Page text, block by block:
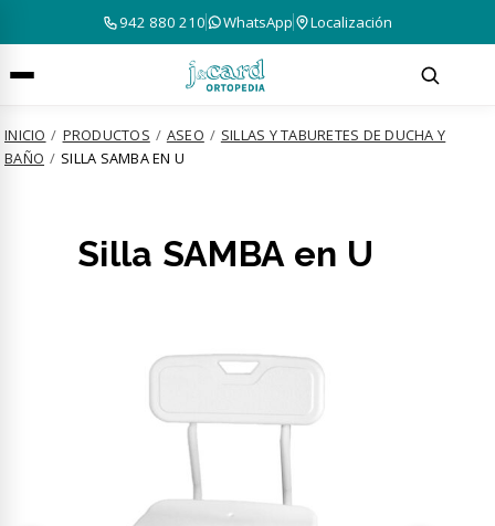
942 880 210 WhatsApp Localización
INICIO / PRODUCTOS / ASEO / SILLAS Y TABURETES DE DUCHA Y
BAÑO / SILLA SAMBA EN U
Silla SAMBA en U